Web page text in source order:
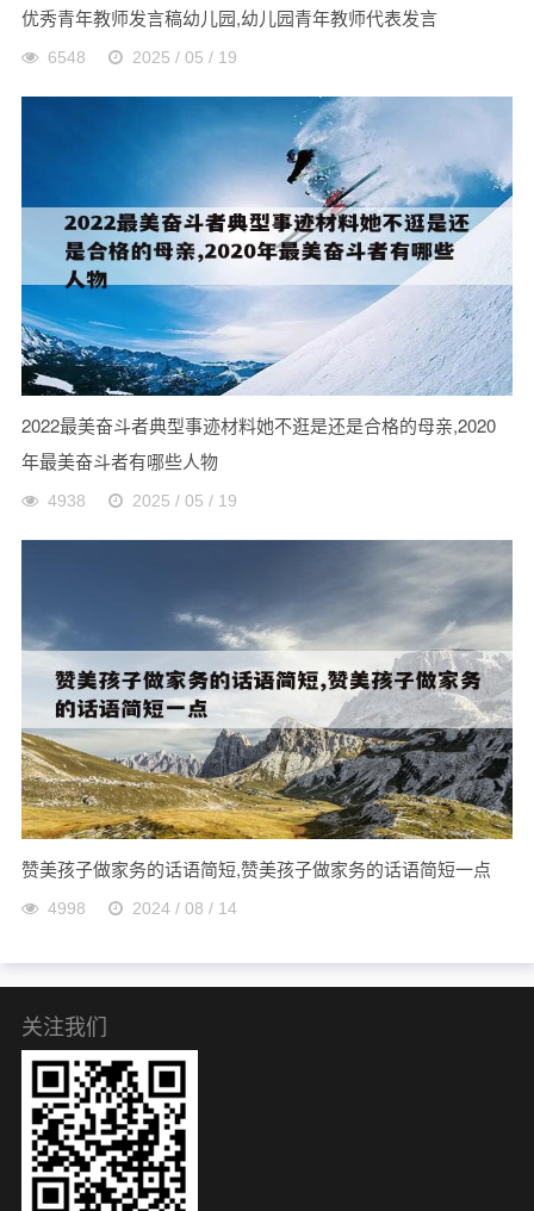
优秀青年教师发言稿幼儿园,幼儿园青年教师代表发言
6548 2025 / 05 / 19
2022最美奋斗者典型事迹材料她不逛是还是合格的母亲,2020
年最美奋斗者有哪些人物
4938 2025 / 05 / 19
赞美孩子做家务的话语简短,赞美孩子做家务的话语简短一点
4998 2024 / 08 / 14
关注我们